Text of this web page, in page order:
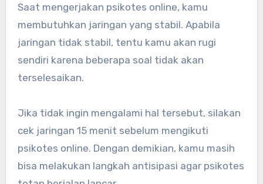
Saat mengerjakan psikotes online, kamu
membutuhkan jaringan yang stabil. Apabila
jaringan tidak stabil, tentu kamu akan rugi
sendiri karena beberapa soal tidak akan
terselesaikan.
Jika tidak ingin mengalami hal tersebut, silakan
cek jaringan 15 menit sebelum mengikuti
psikotes online. Dengan demikian, kamu masih
bisa melakukan langkah antisipasi agar psikotes